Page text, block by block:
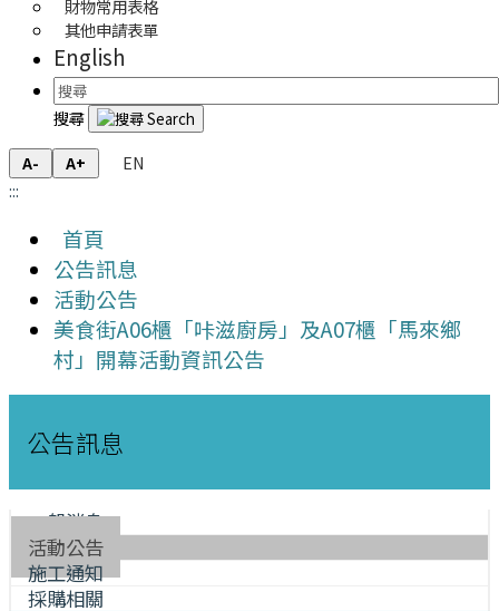
財物常用表格
其他申請表單
English
搜尋
A- A+
EN
:::
首頁
公告訊息
活動公告
美食街A06櫃「咔滋廚房」及A07櫃「馬來鄉
村」開幕活動資訊公告
公告訊息
一般消息
活動公告
施工通知
採購相關